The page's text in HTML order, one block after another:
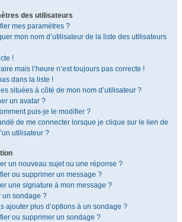
des utilisateurs
mes paramètres ?
mon nom d’utilisateur de la liste des utilisateurs
!
mais l’heure n’est toujours pas correcte !
dans la liste !
situées à côté de mon nom d’utilisateur ?
un avatar ?
puis-je le modifier ?
de me connecter lorsque je clique sur le lien de
utilisateur ?
un nouveau sujet ou une réponse ?
ou supprimer un message ?
une signature à mon message ?
un sondage ?
ajouter plus d’options à un sondage ?
ou supprimer un sondage ?